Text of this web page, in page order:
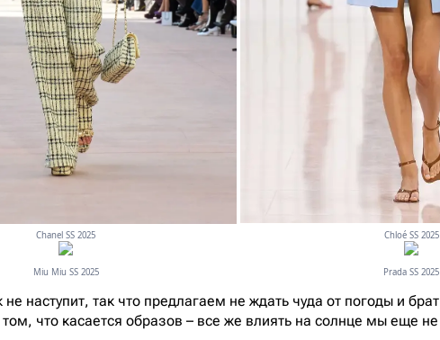
Chanel SS 2025 Chloé SS 2025
Miu Miu SS 2025 Prada SS 2025
не наступит, так что предлагаем не ждать чуда от погоды и
что касается образов – все же влиять на солнце мы еще